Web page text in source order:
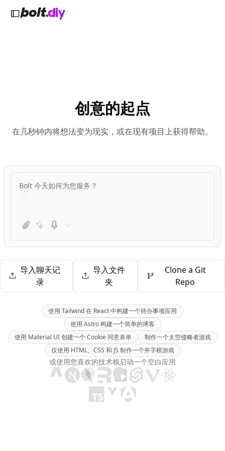
创意的起点
在几秒钟内将想法变为现实，或在现有项目上获得帮助。
导入聊天记
录
导入文件
夹
Clone a Git
Repo
使用 Tailwind 在 React 中构建一个待办事项应用
使用 Astro 构建一个简单的博客
使用 Material UI 创建一个 Cookie 同意表单
制作一个太空侵略者游戏
仅使用 HTML、CSS 和 JS 制作一个井字棋游戏
或使用您喜欢的技术栈启动一个空白应用